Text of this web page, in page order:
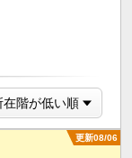
更新08/06